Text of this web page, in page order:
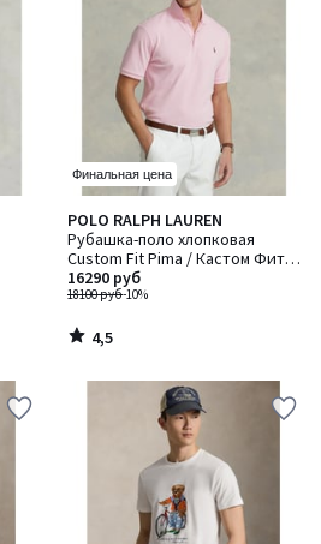
Финальная цена
POLO RALPH LAUREN
Рубашка-поло хлопковая
Custom Fit Pima / Кастом Фит
Пима с вышитым логотипом
18100 руб-10%
16290 руб
4,5
/ 5
4,5
/